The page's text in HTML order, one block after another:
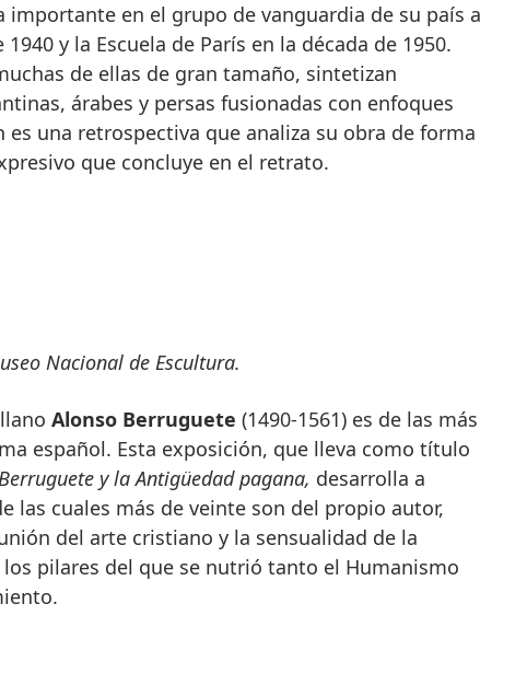
importante en el grupo de vanguardia de su país a
y la Escuela de París en la década de 1950.
de ellas de gran tamaño, sintetizan
árabes y persas fusionadas con enfoques
es una retrospectiva que analiza su obra de forma
que concluye en el retrato.
Nacional de Escultura.
Alonso Berruguete (1490-1561) es de las más
español. Esta exposición, que lleva como título
y la Antigüedad pagana, desarrolla a
las cuales más de veinte son del propio autor,
del arte cristiano y la sensualidad de la
pilares del que se nutrió tanto el Humanismo